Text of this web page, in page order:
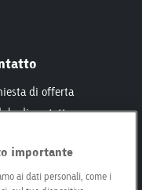
di offerta
di contatto
fondiari
filiali
importante
ai dati personali, come i